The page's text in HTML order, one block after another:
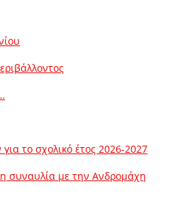
το σχολικό έτος 2026-2027
συναυλία με την Ανδρομάχη